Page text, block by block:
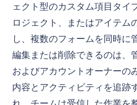
ェクト型のカスタム項目タイ
ロジェクト、またはアイテム
し、複数のフォームを同時に
編集または削除できるのは、
およびアカウントオーナーの
内容とアクティビティを追跡